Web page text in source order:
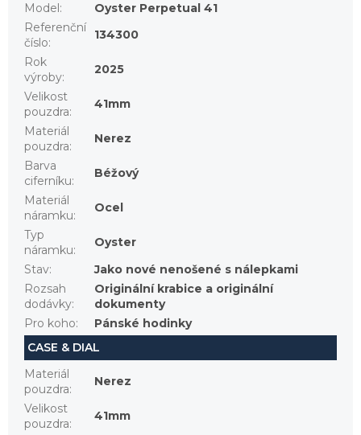
Model :
Oyster Perpetual 41
Referenční
číslo:
134300
Rok
výroby:
2025
Velikost
pouzdra:
41mm
Materiál
pouzdra:
Nerez
Barva
ciferníku:
Béžový
Materiál
náramku:
Ocel
Typ
náramku:
Oyster
Stav:
Jako nové nenošené s nálepkami
Rozsah
dodávky:
Originální krabice a originální
dokumenty
Pro koho:
Pánské hodinky
CASE & DIAL
Materiál
pouzdra:
Nerez
Velikost
pouzdra:
41mm